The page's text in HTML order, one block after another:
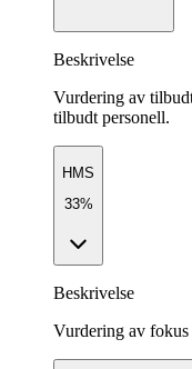
Beskrivelse
Vurdering av
tilbudt personell.
HMS
33%
Beskrivelse
Vurdering av